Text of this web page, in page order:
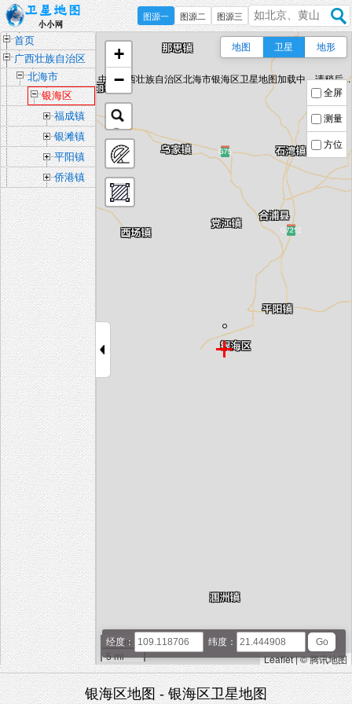
图源一 图源二 图源三
首页
广西壮族自治区
北海市
银海区
福成镇
银滩镇
平阳镇
侨港镇
中国广西壮族自治区北海市银海区卫星地图加载中，请稍后...
+
−
10 km
5 mi
Leaflet|© 腾讯地图
全屏
测量
方位
经度： 纬度：
地图 卫星 地形
银海区地图 - 银海区卫星地图